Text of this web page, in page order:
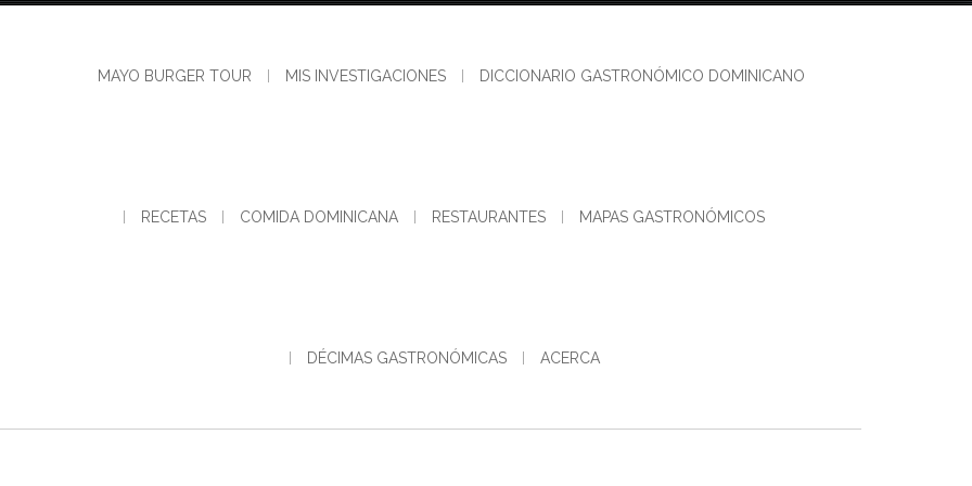
MAYO BURGER TOUR MIS INVESTIGACIONES DICCIONARIO GASTRONÓMICO DOMINICANO
RECETAS COMIDA DOMINICANA RESTAURANTES MAPAS GASTRONÓMICOS
DÉCIMAS GASTRONÓMICAS ACERCA